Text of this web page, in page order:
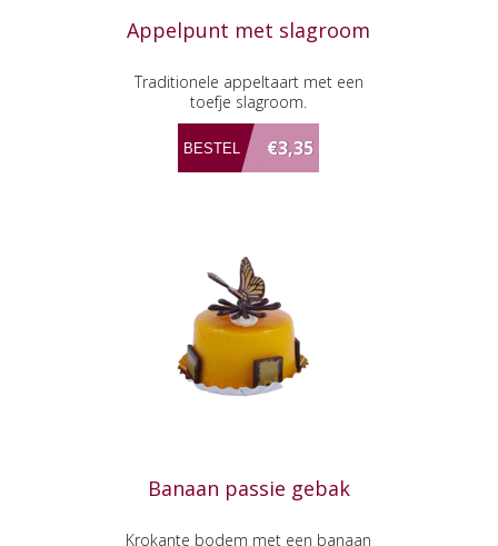
Appelpunt met slagroom
Traditionele appeltaart met een
toefje slagroom.
€3,35
Banaan passie gebak
Krokante bodem met een banaan